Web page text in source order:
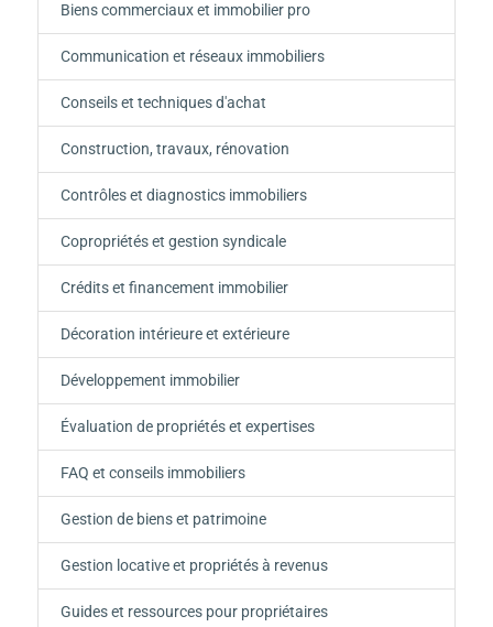
Biens commerciaux et immobilier pro
Communication et réseaux immobiliers
Conseils et techniques d'achat
Construction, travaux, rénovation
Contrôles et diagnostics immobiliers
Copropriétés et gestion syndicale
Crédits et financement immobilier
Décoration intérieure et extérieure
Développement immobilier
Évaluation de propriétés et expertises
FAQ et conseils immobiliers
Gestion de biens et patrimoine
Gestion locative et propriétés à revenus
Guides et ressources pour propriétaires